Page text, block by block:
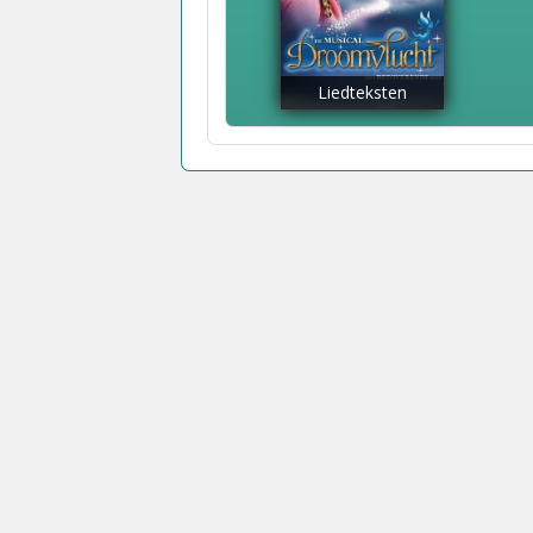
Liedteksten